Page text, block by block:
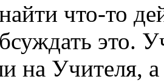
что-то
это.
на Учителя,